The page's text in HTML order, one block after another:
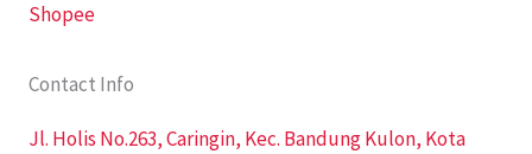
Shopee
Contact Info
Jl. Holis No.263, Caringin, Kec. Bandung Kulon, Kota